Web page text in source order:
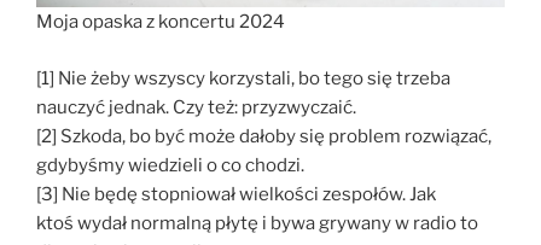
Moja opaska z koncertu 2024
[1] Nie żeby wszyscy korzystali, bo tego się trzeba
nauczyć jednak. Czy też: przyzwyczaić.
[2] Szkoda, bo być może dałoby się problem rozwiązać,
gdybyśmy wiedzieli o co chodzi.
[3] Nie będę stopniował wielkości zespołów. Jak
ktoś wydał normalną płytę i bywa grywany w radio to